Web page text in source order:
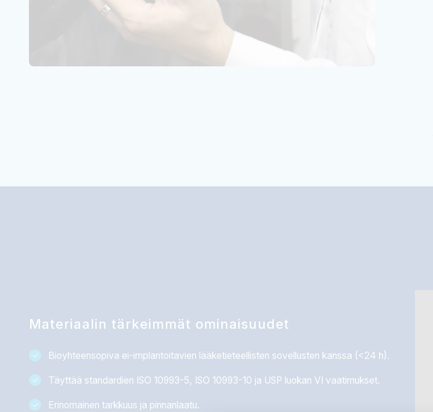
Materiaalin tärkeimmät ominaisuudet
Bioyhteensopiva ei-implantoitavien lääketieteellisten sovellusten kanssa (<24 h).
Täyttää standardien ISO 10993-5, ISO 10993-10 ja USP luokan VI vaatimukset.
Erinomainen tarkkuus ja pinnanlaatu.